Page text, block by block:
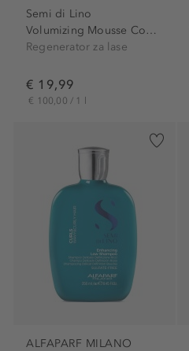
Semi di Lino
Volumizing Mousse Conditioner
Regenerator za lase
€ 19,99
€ 100,00 / 1 l
ALFAPARF MILANO